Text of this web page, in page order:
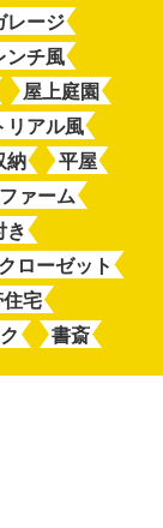
レージ
ンチ風
屋上庭園
リアル風
納
平屋
ァーム
き
ローゼット
宅
書斎